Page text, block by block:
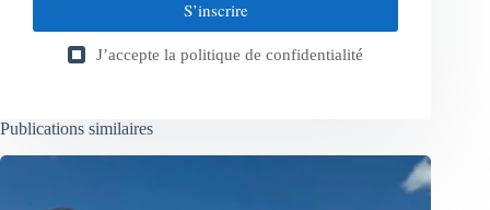
S’inscrire
J’accepte la politique de confidentialité
Publications similaires